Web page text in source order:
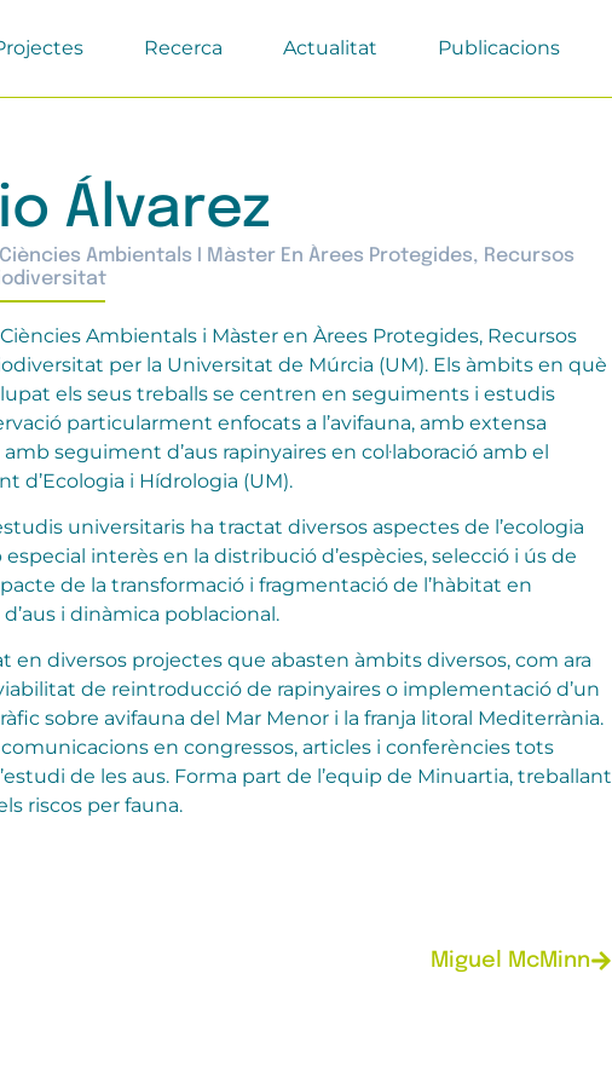
Recerca Actualitat Publicacions
Álvarez
Ambientals I Màster En Àrees Protegides, Recursos
Ambientals i Màster en Àrees Protegides, Recursos
per la Universitat de Múrcia (UM). Els àmbits en què
els seus treballs se centren en seguiments i estudis
particularment enfocats a l’avifauna, amb extensa
seguiment d’aus rapinyaires en col·laboració amb el
d’Ecologia i Hídrologia (UM).
universitaris ha tractat diversos aspectes de l’ecologia
interès en la distribució d’espècies, selecció i ús de
de la transformació i fragmentació de l’hàbitat en
i dinàmica poblacional.
en diversos projectes que abasten àmbits diversos, com ara
de reintroducció de rapinyaires o implementació d’un
sobre avifauna del Mar Menor i la franja litoral Mediterrània.
en congressos, articles i conferències tots
de les aus. Forma part de l’equip de Minuartia, treballant
riscos per fauna.
Miguel McMinn